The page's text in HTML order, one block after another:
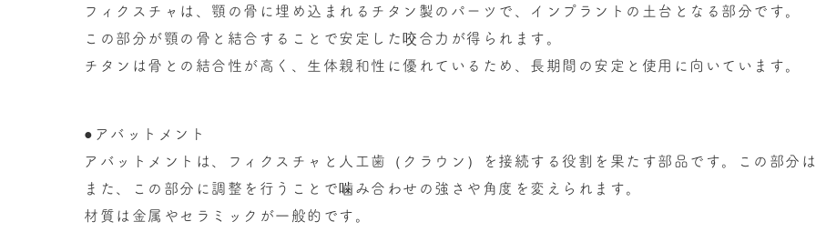
フィクスチャは、顎の骨に埋め込まれるチタン製のパーツで、インプラントの土台となる部分です。
この部分が顎の骨と結合することで安定した咬合力が得られます。
チタンは骨との結合性が高く、生体親和性に優れているため、長期間の安定と使用に向いています。
●アバットメント
アバットメントは、フィクスチャと人工歯（クラウン）を接続する役割を果たす部品です。この部分
また、この部分に調整を行うことで噛み合わせの強さや角度を変えられます。
材質は金属やセラミックが一般的です。